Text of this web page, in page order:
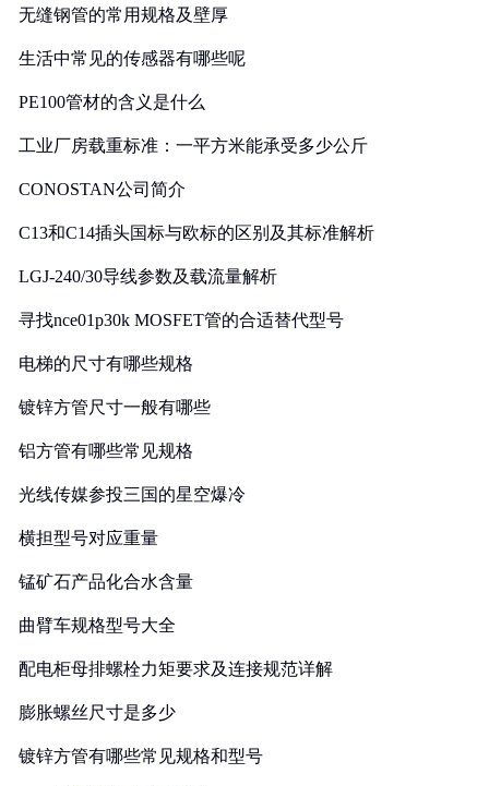
无缝钢管的常用规格及壁厚
生活中常见的传感器有哪些呢
PE100管材的含义是什么
工业厂房载重标准：一平方米能承受多少公斤
CONOSTAN公司简介
C13和C14插头国标与欧标的区别及其标准解析
LGJ-240/30导线参数及载流量解析
寻找nce01p30k MOSFET管的合适替代型号
电梯的尺寸有哪些规格
镀锌方管尺寸一般有哪些
铝方管有哪些常见规格
光线传媒参投三国的星空爆冷
横担型号对应重量
锰矿石产品化合水含量
曲臂车规格型号大全
配电柜母排螺栓力矩要求及连接规范详解
膨胀螺丝尺寸是多少
镀锌方管有哪些常见规格和型号